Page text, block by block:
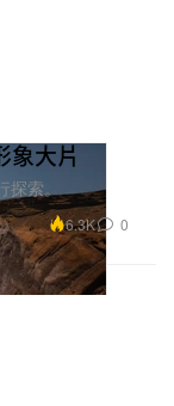
象大片
索。
6.3K 0